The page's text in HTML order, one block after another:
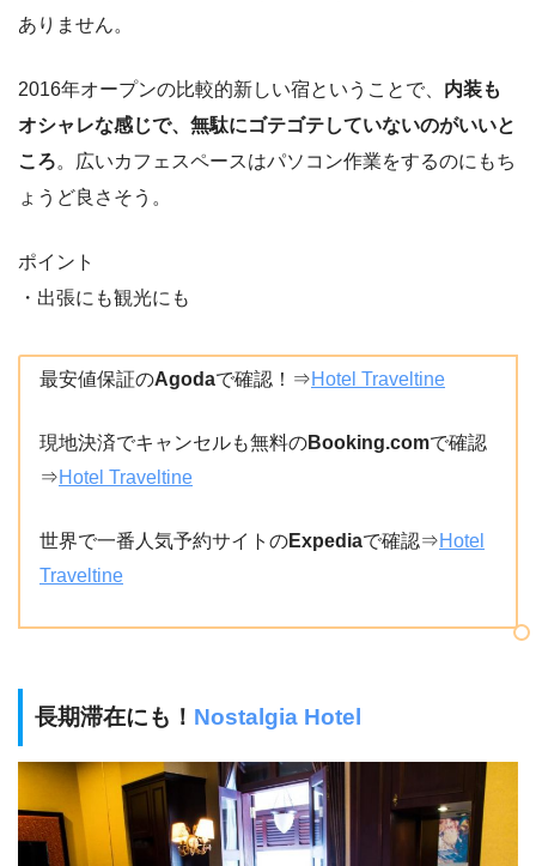
ありません。
2016年オープンの比較的新しい宿ということで、 内装も
オシャレな感じで、無駄にゴテゴテしていないのがいいと
ころ。広いカフェスペースはパソコン作業をするのにもち
ょうど良さそう。
ポイント
・出張にも観光にも
最安値保証のAgodaで確認！⇒Hotel Traveltine
現地決済でキャンセルも無料のBooking.comで確認
⇒Hotel Traveltine
世界で一番人気予約サイトのExpediaで確認⇒Hotel
Traveltine
長期滞在にも！ Nostalgia Hotel